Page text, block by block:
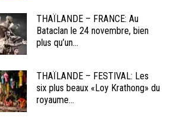
THAÏLANDE – FRANCE: Au
Bataclan le 24 novembre, bien
plus qu’un...
THAÏLANDE – FESTIVAL: Les
six plus beaux «Loy Krathong» du
royaume...